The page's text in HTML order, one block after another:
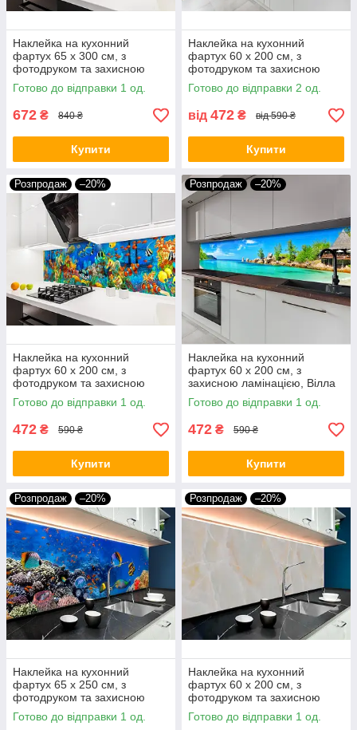
Наклейка на кухонний
фартух 65 х 300 см, з
фотодруком та захисною
ламінацією абстракція з
трикутників (БП-s_3d1014)
Готово до відправки 1 од.
672 ₴ 840 ₴
Купити
Наклейка на кухонний
фартух 60 х 200 см, з
фотодруком та захисною
ламінацією Італія, Рим (БП-
s_ed616)
Готово до відправки 2 од.
від 472 ₴ від 590 ₴
Купити
Розпродаж –20%
Наклейка на кухонний
фартух 60 х 200 см, з
фотодруком та захисною
ламінацією морські мешканці
(БП-s_an163)
Готово до відправки 1 од.
472 ₴ 590 ₴
Купити
Розпродаж –20%
Наклейка на кухонний
фартух 60 х 200 см, з
захисною ламінацією, Вілла
на березі океану
Готово до відправки 1 од.
472 ₴ 590 ₴
Купити
Розпродаж –20%
Наклейка на кухонний
фартух 65 х 250 см, з
фотодруком та захисною
ламінацією водний світ, рибки
(БП-s_an164)
Готово до відправки 1 од.
Розпродаж –20%
Наклейка на кухонний
фартух 60 х 200 см, з
фотодруком та захисною
ламінацією мармуровий
візерунок (БП-s_tx322)
Готово до відправки 1 од.